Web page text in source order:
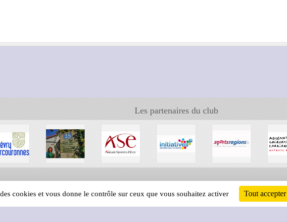
Les partenaires du club
cookies et vous donne le contrôle sur ceux que vous souhaitez activer Tout accepter